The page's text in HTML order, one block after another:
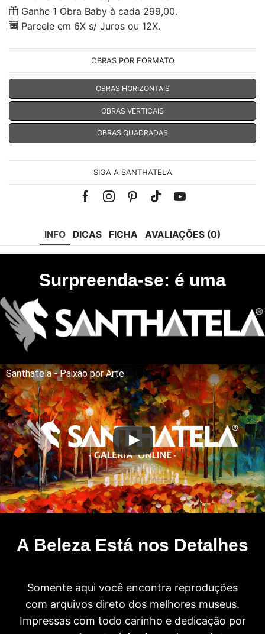
Ganhe 1 Obra Baby à cada 299,00.
Parcele em 6X s/ Juros ou 12X.
OBRAS POR FORMATO
OBRAS HORIZONTAIS
OBRAS VERTICAIS
OBRAS QUADRADAS
SIGA A SANTHATELA
FacebookInstagramPinterest
Tik-Youtube
INFO DICAS FICHA AVALIAÇÕES (0)
Surpreenda-se: é uma
Santhatela - Paixão por Arte
A Beleza Está nos Detalhes
Somente aqui você encontra reproduções
com arquivos direto dos melhores museus.
Impressas com todo carinho e dedicação por